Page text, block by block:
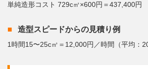
単純造形コスト 729c㎥×600円＝437,400円
造型スピードからの見積り例
1時間15〜25c㎥＝12,000円／時間（平均：